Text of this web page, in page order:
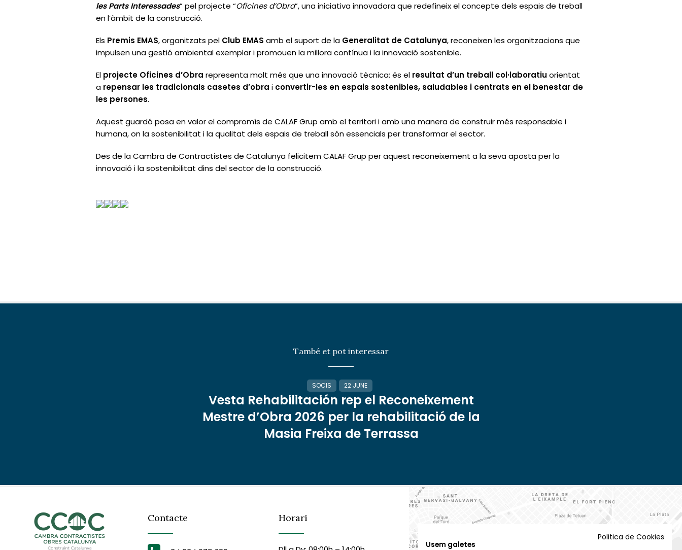
les Parts Interessades”pel projecte“Oficines d’Obra”, una iniciativa innovadora que redefineix el concepte dels espais de treball
en l’àmbit de la construcció.
Els Premis EMAS, organitzats pel Club EMAS amb el suport de la Generalitat de Catalunya, reconeixen les organitzacions que
impulsen una gestió ambiental exemplar i promouen lamillora contínua i la innovació sostenible.
El projecte Oficines d’Obra representa molt més que una innovació tècnica: és el resultat d’un treball col·laboratiu orientat
a repensar les tradicionals casetes d’obra i convertir-les en espais sostenibles, saludables i centrats en el benestar de
les persones.
Aquest guardó posa en valor elcompromís de CALAF Grup amb el territorii amb unamanera de construir més responsable i
humana, on la sostenibilitat i la qualitat dels espais de treball són essencials per transformar el sector.
Des de laCambra de Contractistes de Catalunya felicitem CALAF Grup per aquestreconeixement a la seva aposta per la
innovació i la sostenibilitat dins del sector de la construcció.
També et pot interessar
SOCIS 22 JUNE
Vesta Rehabilitación rep el Reconeixement
Mestre d’Obra 2026 per la rehabilitació de la
Masia Freixa de Terrassa
Contacte Horari
Politica de Cookies
Usem galetes